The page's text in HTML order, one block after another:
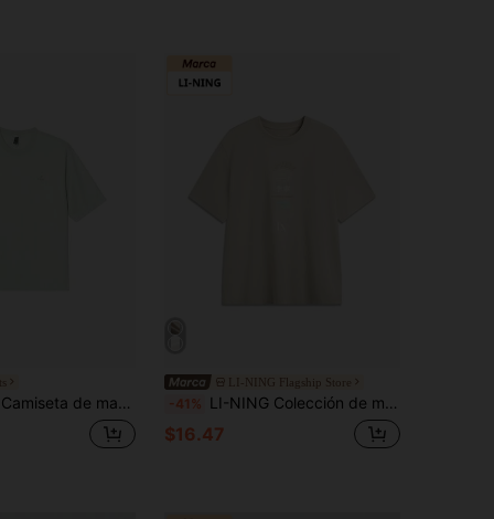
redondo con estampado casual y corte holgado para hombre, JM9827
LI-NING Flagship Store
-41% LI-NING Colección de manga corta, informal, versátil, cuello redondo, transpirable, sensación de frescor, cómoda, camiseta deportiva de media manga AHSV163
$16.47